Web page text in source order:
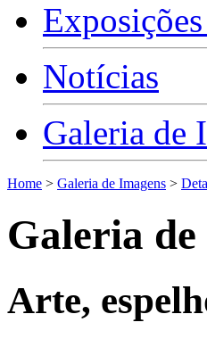
Notícias
Galeria de
Home > Galeria de Imagens >
Galeria de
Arte,